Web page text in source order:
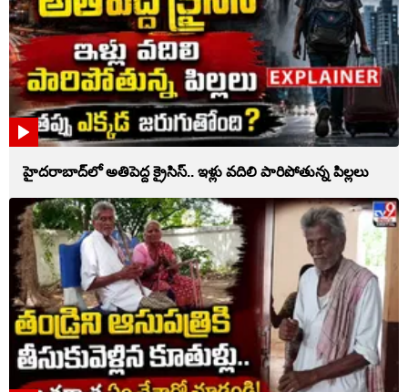
హైదరాబాద్‌లో అతిపెద్ద క్రైసిస్.. ఇళ్లు వదిలి పారిపోతున్న పిల్లలు